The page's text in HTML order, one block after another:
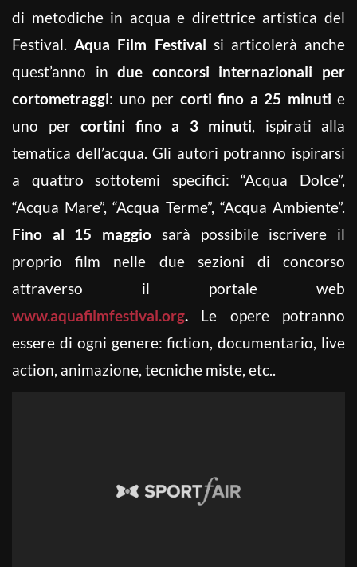
di metodiche in acqua e direttrice artistica del
Festival.Aqua Film Festival si articolerà anche
quest’anno indue concorsi internazionali per
cortometraggi: uno per corti fino a 25 minuti e
uno per cortini fino a 3 minuti, ispirati alla
tematica dell’acqua. Gli autori potranno ispirarsi
a quattro sottotemi specifici: “Acqua Dolce”,
“Acqua Mare”, “Acqua Terme”, “Acqua Ambiente”.
Fino al 15 maggio sarà possibile iscrivere il
proprio film nelle due sezioni di concorso
attraverso il portale web
www.aquafilmfestival.org. Le opere potranno
essere di ogni genere: fiction, documentario, live
action, animazione, tecniche miste, etc..